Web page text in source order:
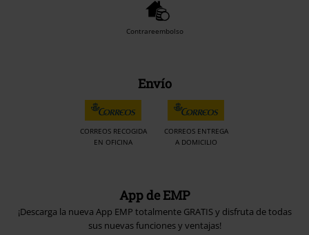
Contrareembolso
Envío
CORREOS RECOGIDA
EN OFICINA
CORREOS ENTREGA
A DOMICILIO
App de EMP
¡Descarga la nueva App EMP totalmente GRATIS y disfruta de todas
sus nuevas funciones y ventajas!